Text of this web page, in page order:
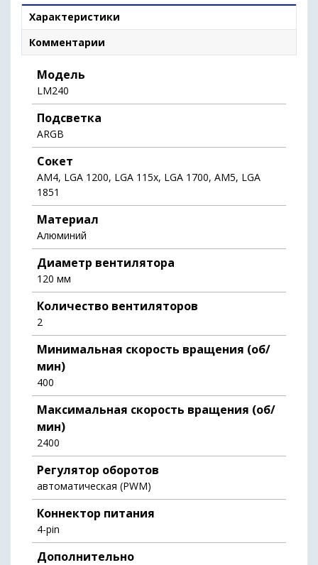
Характеристики
Комментарии
Модель
LM240
Подсветка
ARGB
Сокет
AM4, LGA 1200, LGA 115x, LGA 1700, AM5, LGA
1851
Материал
Алюминий
Диаметр вентилятора
120 мм
Количество вентиляторов
2
Минимальная скорость вращения (об/
мин)
400
Максимальная скорость вращения (об/
мин)
2400
Регулятор оборотов
автоматическая (PWM)
Коннектор питания
4-pin
Дополнительно